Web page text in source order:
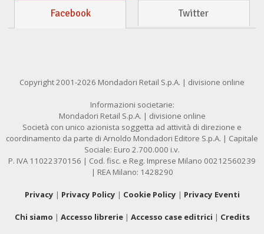
Facebook Twitter
Copyright 2001-2026 Mondadori Retail S.p.A. | divisione online
Informazioni societarie:
Mondadori Retail S.p.A. | divisione online
Società con unico azionista soggetta ad attività di direzione e
coordinamento da parte di Arnoldo Mondadori Editore S.p.A. | Capitale
Sociale: Euro 2.700.000 i.v.
P. IVA 11022370156 | Cod. fisc. e Reg. Imprese Milano 00212560239
| REA Milano: 1428290
Privacy | Privacy Policy | Cookie Policy | Privacy Eventi
Chi siamo | Accesso librerie| Accesso case editrici | Credits